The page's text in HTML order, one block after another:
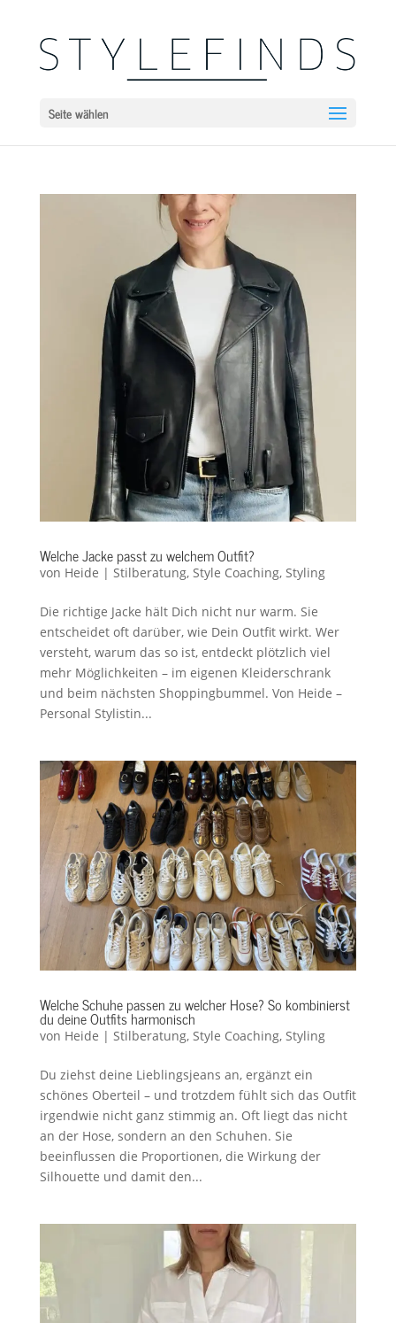
Seite wählen
Welche Jacke passt zu welchem Outfit?
von Heide | Stilberatung, Style Coaching, Styling
Die richtige Jacke hält Dich nicht nur warm. Sie
entscheidet oft darüber, wie Dein Outfit wirkt. Wer
versteht, warum das so ist, entdeckt plötzlich viel
mehr Möglichkeiten – im eigenen Kleiderschrank
und beim nächsten Shoppingbummel. Von Heide –
Personal Stylistin...
Welche Schuhe passen zu welcher Hose? So kombinierst
du deine Outfits harmonisch
von Heide | Stilberatung, Style Coaching, Styling
Du ziehst deine Lieblingsjeans an, ergänzt ein
schönes Oberteil – und trotzdem fühlt sich das Outfit
irgendwie nicht ganz stimmig an. Oft liegt das nicht
an der Hose, sondern an den Schuhen. Sie
beeinflussen die Proportionen, die Wirkung der
Silhouette und damit den...